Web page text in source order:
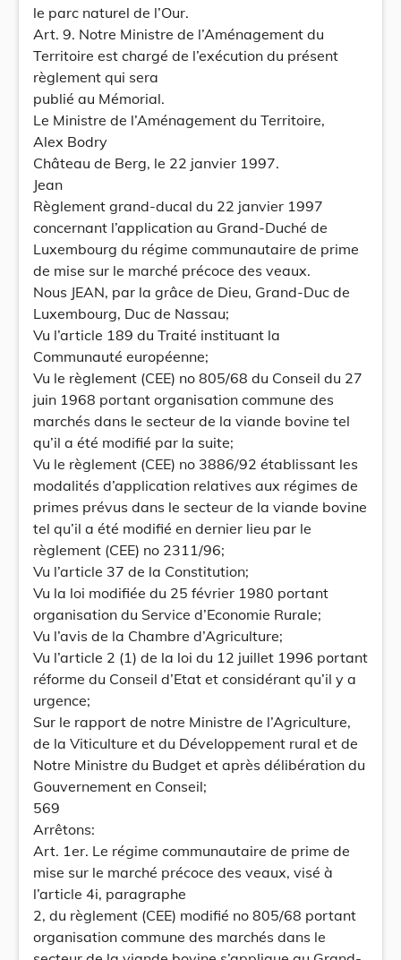
le parc naturel de l’Our.
Art. 9. Notre Ministre de l’Aménagement du
Territoire est chargé de l’exécution du présent
règlement qui sera
publié au Mémorial.
Le Ministre de l’Aménagement du Territoire,
Alex Bodry
Château de Berg, le 22 janvier 1997.
Jean
Règlement grand-ducal du 22 janvier 1997
concernant l’application au Grand-Duché de
Luxembourg du régime communautaire de prime
de mise sur le marché précoce des veaux.
Nous JEAN, par la grâce de Dieu, Grand-Duc de
Luxembourg, Duc de Nassau;
Vu l’article 189 du Traité instituant la
Communauté européenne;
Vu le règlement (CEE) no 805/68 du Conseil du 27
juin 1968 portant organisation commune des
marchés dans le secteur de la viande bovine tel
qu’il a été modifié par la suite;
Vu le règlement (CEE) no 3886/92 établissant les
modalités d’application relatives aux régimes de
primes prévus dans le secteur de la viande bovine
tel qu’il a été modifié en dernier lieu par le
règlement (CEE) no 2311/96;
Vu l’article 37 de la Constitution;
Vu la loi modifiée du 25 février 1980 portant
organisation du Service d’Economie Rurale;
Vu l’avis de la Chambre d’Agriculture;
Vu l’article 2 (1) de la loi du 12 juillet 1996 portant
réforme du Conseil d’Etat et considérant qu’il y a
urgence;
Sur le rapport de notre Ministre de l’Agriculture,
de la Viticulture et du Développement rural et de
Notre Ministre du Budget et après délibération du
Gouvernement en Conseil;
569
Arrêtons:
Art. 1er. Le régime communautaire de prime de
mise sur le marché précoce des veaux, visé à
l’article 4i, paragraphe
2, du règlement (CEE) modifié no 805/68 portant
organisation commune des marchés dans le